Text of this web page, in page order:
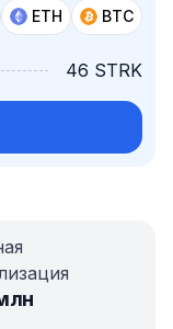
ETH BTC
46 STRK